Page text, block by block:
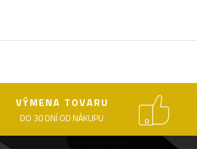
VÝMENA TOVARU
DO 30 DNÍ OD NÁKUPU